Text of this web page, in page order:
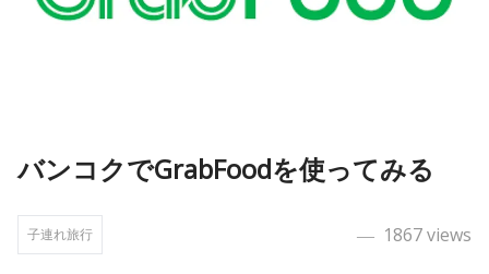
バンコクでGrabFoodを使ってみる
子連れ旅行 ― 1867views